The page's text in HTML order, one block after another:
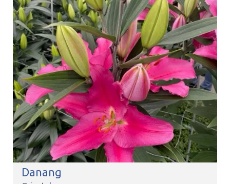
Danang